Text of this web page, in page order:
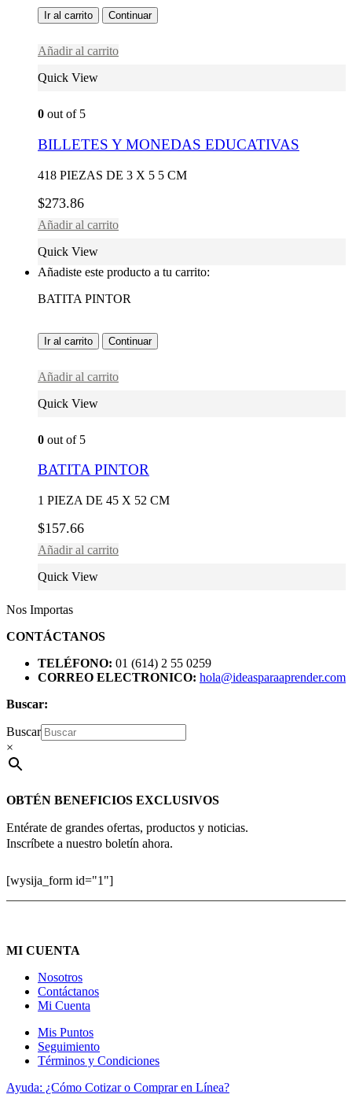
Ir al carrito Continuar
Añadir al carrito
Quick View
0 out of 5
BILLETES Y MONEDAS EDUCATIVAS
418 PIEZAS DE 3 X 5 5 CM
$273.86
Añadir al carrito
Quick View
Añadiste este producto a tu carrito:
BATITA PINTOR
Ir al carrito Continuar
Añadir al carrito
Quick View
0 out of 5
BATITA PINTOR
1 PIEZA DE 45 X 52 CM
$157.66
Añadir al carrito
Quick View
Nos Importas
CONTÁCTANOS
TELÉFONO: 01 (614) 2 55 0259
CORREO ELECTRONICO: hola@ideasparaaprender.com
Buscar:
Buscar
×
OBTÉN BENEFICIOS EXCLUSIVOS
Entérate de grandes ofertas, productos y noticias.
Inscríbete a nuestro boletín ahora.
[wysija_form id="1"]
MI CUENTA
Nosotros
Contáctanos
Mi Cuenta
Mis Puntos
Seguimiento
Términos y Condiciones
Ayuda: ¿Cómo Cotizar o Comprar en Línea?